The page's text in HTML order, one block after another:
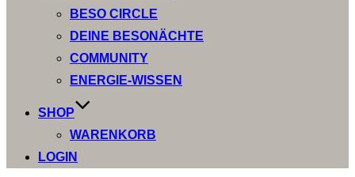
BESO CIRCLE
DEINE BESONÄCHTE
COMMUNITY
ENERGIE-WISSEN
SHOP
WARENKORB
LOGIN